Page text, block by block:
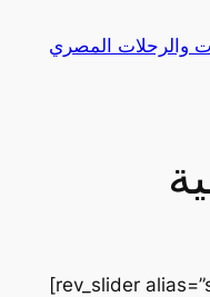
والرحلات المصري
[rev_slider